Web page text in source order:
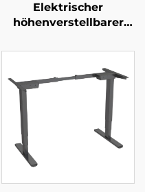
Elektrischer
höhenverstellbarer
Doppelmotor, großer
Tischplatte und
intelligenter
Steuerung – V-
MOUNTS JSD2-01-L1